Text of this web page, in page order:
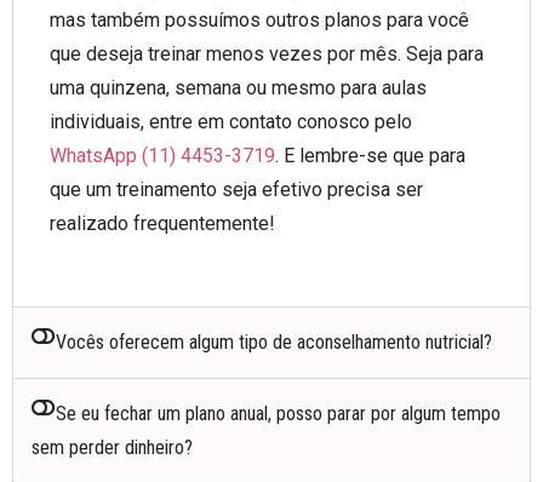
mas também possuímos outros planos para você
que deseja treinar menos vezes por mês. Seja para
uma quinzena, semana ou mesmo para aulas
individuais, entre em contato conosco pelo
WhatsApp (11) 4453-3719. E lembre-se que para
que um treinamento seja efetivo precisa ser
realizado frequentemente!
Vocês oferecem algum tipo de aconselhamento nutricial?
Se eu fechar um plano anual, posso parar por algum tempo
sem perder dinheiro?